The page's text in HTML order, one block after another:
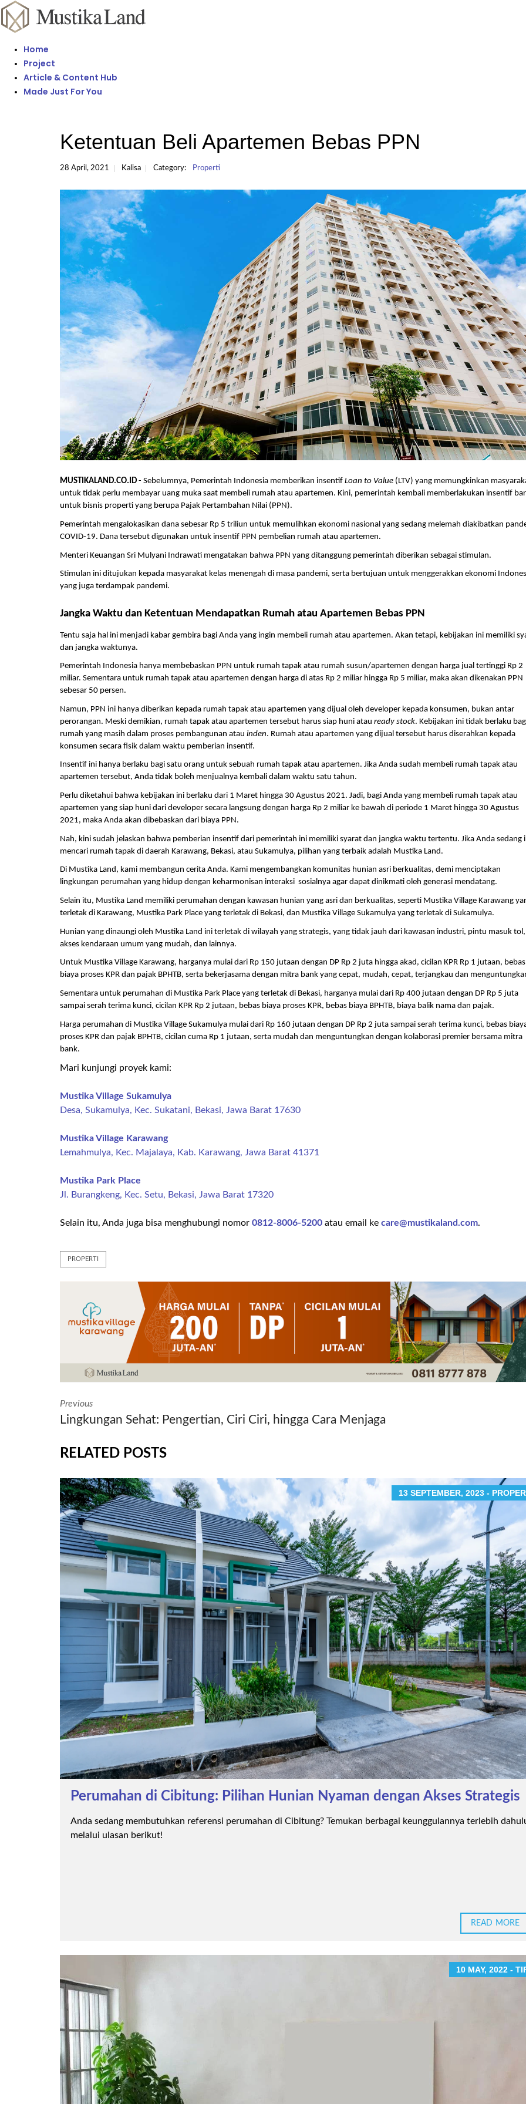
Home
Project
Article & Content Hub
Made Just For You
Ketentuan Beli Apartemen Bebas PPN
28 April, 2021 Kalisa Category: Properti
MUSTIKALAND.CO.ID - Sebelumnya, Pemerintah Indonesia memberikan insentif Loan to Value (LTV) yang memungkinkan
untuk tidak perlu membayar uang muka saat membeli rumah atau apartemen. Kini, pemerintah kembali memberlakukan insentif
untuk bisnis properti yang berupa Pajak Pertambahan Nilai (PPN).
Pemerintah mengalokasikan dana sebesar Rp 5 triliun untuk memulihkan ekonomi nasional yang sedang melemah diakibatkan
COVID-19. Dana tersebut digunakan untuk insentif PPN pembelian rumah atau apartemen.
Menteri Keuangan Sri Mulyani Indrawati mengatakan bahwa PPN yang ditanggung pemerintah diberikan sebagai stimulan.
Stimulan ini ditujukan kepada masyarakat kelas menengah di masa pandemi, serta bertujuan untuk menggerakkan ekonomi
yang juga terdampak pandemi.
Jangka Waktu dan Ketentuan Mendapatkan Rumah atau Apartemen Bebas PPN
Tentu saja hal ini menjadi kabar gembira bagi Anda yang ingin membeli rumah atau apartemen. Akan tetapi, kebijakan ini memiliki
dan jangka waktunya.
Pemerintah Indonesia hanya membebaskan PPN untuk rumah tapak atau rumah susun/apartemen dengan harga jual tertinggi Rp 2
miliar. Sementara untuk rumah tapak atau apartemen dengan harga di atas Rp 2 miliar hingga Rp 5 miliar, maka akan dikenakan PPN
sebesar 50 persen.
Namun, PPN ini hanya diberikan kepada rumah tapak atau apartemen yang dijual oleh developer kepada konsumen, bukan antar
perorangan. Meski demikian, rumah tapak atau apartemen tersebut harus siap huni atau ready stock. Kebijakan ini tidak berlaku
rumah yang masih dalam proses pembangunan atau inden. Rumah atau apartemen yang dijual tersebut harus diserahkan kepada
konsumen secara fisik dalam waktu pemberian insentif.
Insentif ini hanya berlaku bagi satu orang untuk sebuah rumah tapak atau apartemen. Jika Anda sudah membeli rumah tapak atau
apartemen tersebut, Anda tidak boleh menjualnya kembali dalam waktu satu tahun.
Perlu diketahui bahwa kebijakan ini berlaku dari 1 Maret hingga 30 Agustus 2021. Jadi, bagi Anda yang membeli rumah tapak atau
apartemen yang siap huni dari developer secara langsung dengan harga Rp 2 miliar ke bawah di periode 1 Maret hingga 30 Agustus
2021, maka Anda akan dibebaskan dari biaya PPN.
Nah, kini sudah jelaskan bahwa pemberian insentif dari pemerintah ini memiliki syarat dan jangka waktu tertentu. Jika Anda sedang
mencari rumah tapak di daerah Karawang, Bekasi, atau Sukamulya, pilihan yang terbaik adalah Mustika Land.
Di Mustika Land, kami membangun cerita Anda. Kami mengembangkan komunitas hunian asri berkualitas, demi menciptakan
lingkungan perumahan yang hidup dengan keharmonisan interaksi  sosialnya agar dapat dinikmati oleh generasi mendatang.
Selain itu, Mustika Land memiliki perumahan dengan kawasan hunian yang asri dan berkualitas, seperti Mustika Village Karawang
terletak di Karawang, Mustika Park Place yang terletak di Bekasi, dan Mustika Village Sukamulya yang terletak di Sukamulya.
Hunian yang dinaungi oleh Mustika Land ini terletak di wilayah yang strategis, yang tidak jauh dari kawasan industri, pintu masuk tol,
akses kendaraan umum yang mudah, dan lainnya.
Untuk Mustika Village Karawang, harganya mulai dari Rp 150 jutaan dengan DP Rp 2 juta hingga akad, cicilan KPR Rp 1 jutaan, bebas
biaya proses KPR dan pajak BPHTB, serta bekerjasama dengan mitra bank yang cepat, mudah, cepat, terjangkau dan
Sementara untuk perumahan di Mustika Park Place yang terletak di Bekasi, harganya mulai dari Rp 400 jutaan dengan DP Rp 5 juta
sampai serah terima kunci, cicilan KPR Rp 2 jutaan, bebas biaya proses KPR, bebas biaya BPHTB, biaya balik nama dan pajak.
Harga perumahan di Mustika Village Sukamulya mulai dari Rp 160 jutaan dengan DP Rp 2 juta sampai serah terima kunci, bebas
proses KPR dan pajak BPHTB, cicilan cuma Rp 1 jutaan, serta mudah dan menguntungkan dengan kolaborasi premier bersama mitra
bank.
Mari kunjungi proyek kami:
Mustika Village Sukamulya
Desa, Sukamulya, Kec. Sukatani, Bekasi, Jawa Barat 17630
Mustika Village Karawang
Lemahmulya, Kec. Majalaya, Kab. Karawang, Jawa Barat 41371
Mustika Park Place
Jl. Burangkeng, Kec. Setu, Bekasi, Jawa Barat 17320
Selain itu, Anda juga bisa menghubungi nomor 0812-8006-5200 atau email ke care@mustikaland.com.
PROPERTI
Previous
Lingkungan Sehat: Pengertian, Ciri Ciri, hingga Cara Menjaga
RELATED POSTS
13 SEPTEMBER, 2023 -
Perumahan di Cibitung: Pilihan Hunian Nyaman dengan Akses Strategis
Anda sedang membutuhkan referensi perumahan di Cibitung? Temukan berbagai keunggulannya terlebih
melalui ulasan berikut!
READ MORE
10 MAY, 2022 -